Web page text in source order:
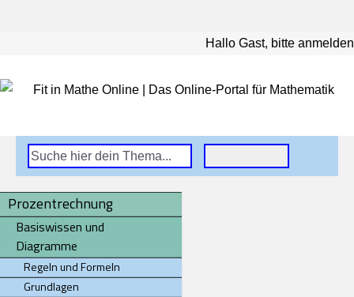
Hallo Gast, bitte anmelden
Prozentrechnung
Basiswissen und
Diagramme
Regeln und Formeln
Grundlagen